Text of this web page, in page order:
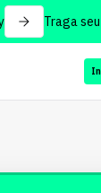
Traga